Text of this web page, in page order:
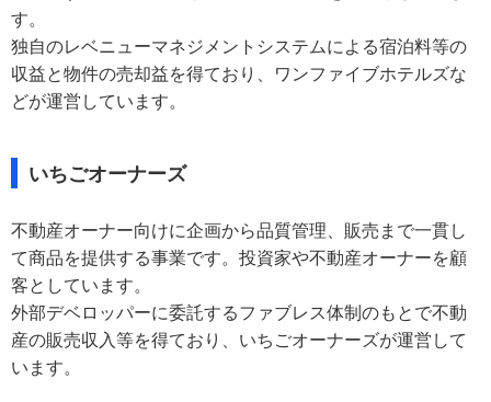
す。
独自のレベニューマネジメントシステムによる宿泊料等の
収益と物件の売却益を得ており、ワンファイブホテルズな
どが運営しています。
いちごオーナーズ
不動産オーナー向けに企画から品質管理、販売まで一貫し
て商品を提供する事業です。投資家や不動産オーナーを顧
客としています。
外部デベロッパーに委託するファブレス体制のもとで不動
産の販売収入等を得ており、いちごオーナーズが運営して
います。